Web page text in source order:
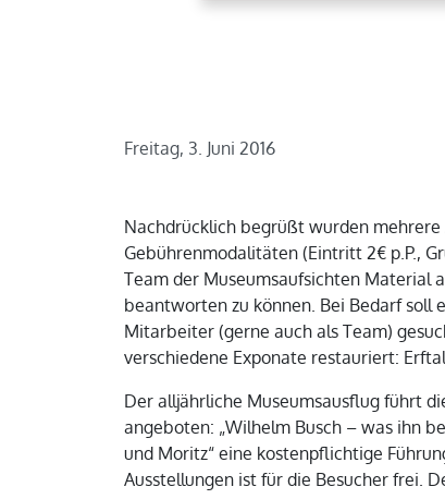
Freitag, 3. Juni 2016
Nachdrücklich begrüßt wurden
Gebührenmodalitäten (Eintritt 2€ p.P.,
Team der Museumsaufsichten Material
beantworten zu können. Bei Bedarf
Mitarbeiter (gerne auch als Team)
verschiedene Exponate restauriert:
Der alljährliche Museumsausflug führt
angeboten: „Wilhelm Busch – was ihn
und Moritz“ eine kostenpflichtige
Ausstellungen ist für die Besucher frei.